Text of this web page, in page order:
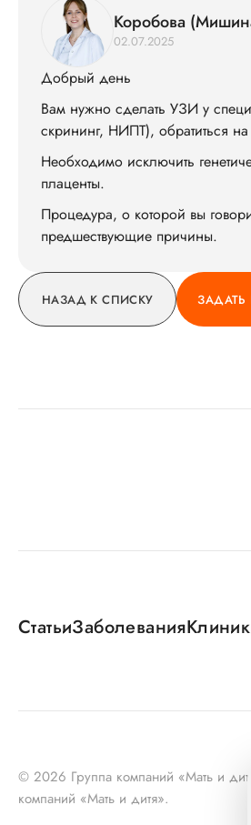
Коробова
02.07.2025
Добрый день
Вам нужно сделать УЗИ у
скрининг, НИПТ), обратиться
Необходимо исключить
плаценты.
Процедура, о которой вы
предшествующие причины.
НАЗАД К СПИСКУ
СтатьиЗаболевания
© 2026 Группа компаний «Мать и
компаний «Мать и дитя».